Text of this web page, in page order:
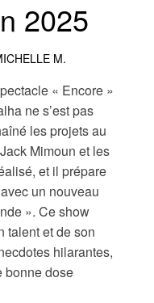
2025
M.
« Encore »
ne s’est pas
les projets au
Mimoun et les
et il prépare
un nouveau
». Ce show
talent et de son
hilarantes,
bonne dose